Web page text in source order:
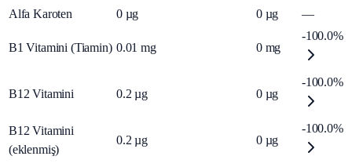
Alfa Karoten 0 µg 0 µg —
B1 Vitamini (Tiamin) 0.01 mg 0 mg
-100.0%
B12 Vitamini 0.2 µg 0 µg
-100.0%
B12 Vitamini
(eklenmiş)
0.2 µg 0 µg
-100.0%